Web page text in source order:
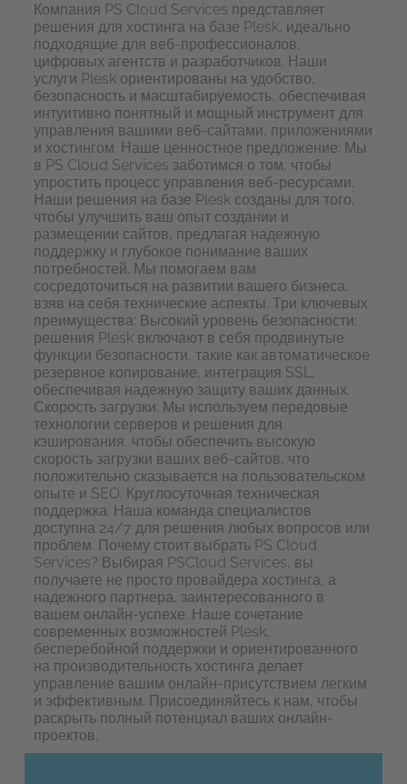
Компания PS Cloud Services представляет
решения для хостинга на базе Plesk, идеально
подходящие для веб-профессионалов,
цифровых агентств и разработчиков. Наши
услуги Plesk ориентированы на удобство,
безопасность и масштабируемость, обеспечивая
интуитивно понятный и мощный инструмент для
управления вашими веб-сайтами, приложениями
и хостингом. Наше ценностное предложение: Мы
в PS Cloud Services заботимся о том, чтобы
упростить процесс управления веб-ресурсами.
Наши решения на базе Plesk созданы для того,
чтобы улучшить ваш опыт создании и
размещении сайтов, предлагая надежную
поддержку и глубокое понимание ваших
потребностей. Мы помогаем вам
сосредоточиться на развитии вашего бизнеса,
взяв на себя технические аспекты. Три ключевых
преимущества: Высокий уровень безопасности:
решения Plesk включают в себя продвинутые
функции безопасности, такие как автоматическое
резервное копирование, интеграция SSL,
обеспечивая надежную защиту ваших данных.
Скорость загрузки: Мы используем передовые
технологии серверов и решения для
кэширования, чтобы обеспечить высокую
скорость загрузки ваших веб-сайтов, что
положительно сказывается на пользовательском
опыте и SEO. Круглосуточная техническая
поддержка: Наша команда специалистов
доступна 24/7 для решения любых вопросов или
проблем. Почему стоит выбрать PS Cloud
Services? Выбирая PSCloud Services, вы
получаете не просто провайдера хостинга, а
надежного партнера, заинтересованного в
вашем онлайн-успехе. Наше сочетание
современных возможностей Plesk,
бесперебойной поддержки и ориентированного
на производительность хостинга делает
управление вашим онлайн-присутствием легким
и эффективным. Присоединяйтесь к нам, чтобы
раскрыть полный потенциал ваших онлайн-
проектов.